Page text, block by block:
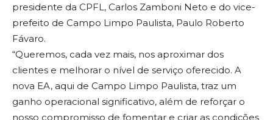
presidente da CPFL, Carlos Zamboni Neto e do vice-
prefeito de Campo Limpo Paulista, Paulo Roberto
Fávaro.
“Queremos, cada vez mais, nos aproximar dos
clientes e melhorar o nível de serviço oferecido. A
nova EA, aqui de Campo Limpo Paulista, traz um
ganho operacional significativo, além de reforçar o
nosso compromisso de fomentar e criar as condições